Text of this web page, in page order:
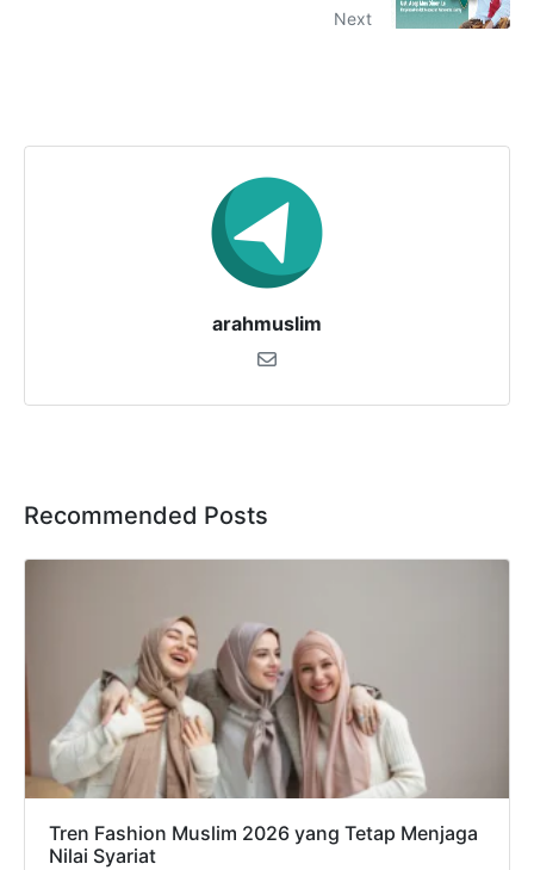
Next
arahmuslim
Recommended Posts
Tren Fashion Muslim 2026 yang Tetap Menjaga
Nilai Syariat